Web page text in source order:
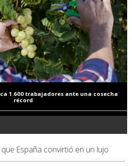
1.600 trabajadores ante una cosecha
récord
España convirtió en un lujo